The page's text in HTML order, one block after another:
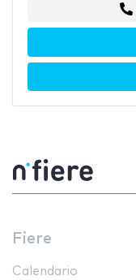
Fiere
Calendario